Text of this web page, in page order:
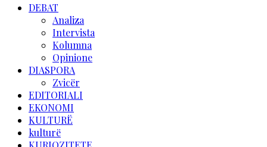
DEBAT
Analiza
Intervista
Kolumna
Opinione
DIASPORA
Zvicër
EDITORIALI
EKONOMI
KULTURË
kulturë